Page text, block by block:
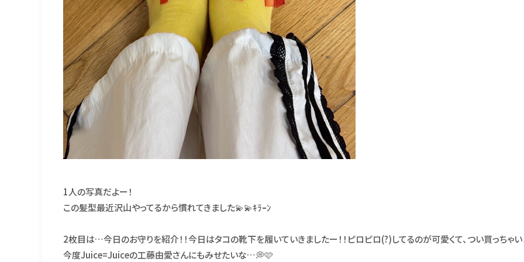
1人の写真だよー！
この髪型最近沢山やってるから慣れてきました💫💫ｷﾗｰﾝ
2枚目は…今日のお守りを紹介！！今日はタコの靴下を履いていきましたー！！ピロピロ(?)してるのが可愛くて、つい買っちゃ
今度Juice=Juiceの工藤由愛さんにもみせたいな…💭🩷